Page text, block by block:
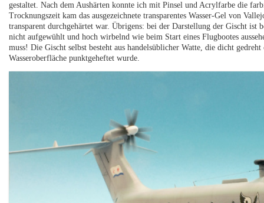
gestaltet. Nach dem Aushärten konnte ich mit Pinsel und Acrylfarbe die
Trocknungszeit kam das ausgezeichnete transparentes Wasser-Gel von
transparent durchgehärtet war. Übrigens: bei der Darstellung der Gischt ist
nicht aufgewühlt und hoch wirbelnd wie beim Start eines Flugbootes
muss! Die Gischt selbst besteht aus handelsüblicher Watte, die dicht
Wasseroberfläche punktgeheftet wurde.